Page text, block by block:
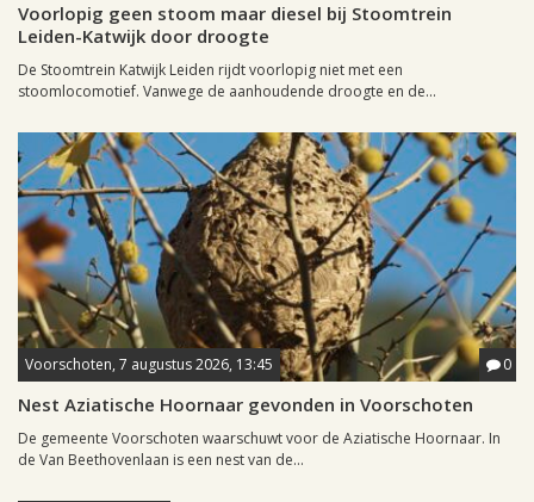
Voorlopig geen stoom maar diesel bij Stoomtrein
Leiden-Katwijk door droogte
De Stoomtrein Katwijk Leiden rijdt voorlopig niet met een
stoomlocomotief. Vanwege de aanhoudende droogte en de...
Voorschoten, 7 augustus 2026, 13:45 0
Nest Aziatische Hoornaar gevonden in Voorschoten
De gemeente Voorschoten waarschuwt voor de Aziatische Hoornaar. In
de Van Beethovenlaan is een nest van de...